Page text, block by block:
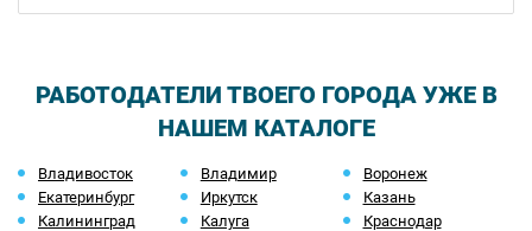
РАБОТОДАТЕЛИ ТВОЕГО ГОРОДА УЖЕ В
НАШЕМ КАТАЛОГЕ
Владивосток Владимир
Воронеж
Екатеринбург
Иркутск
Казань
Калининград
Калуга
Краснодар